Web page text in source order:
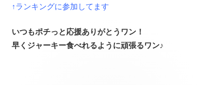
↑ランキングに参加してます
いつもポチっと応援ありがとうワン！
早くジャーキー食べれるように頑張るワン♪